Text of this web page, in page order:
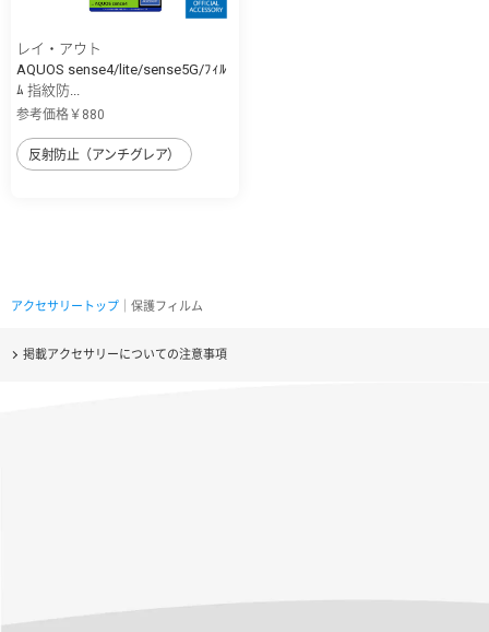
レイ・アウト
AQUOS sense4/lite/sense5G/ﾌｨﾙ
ﾑ 指紋防...
参考価格￥880
反射防止（アンチグレア）
アクセサリートップ ｜保護フィルム
掲載アクセサリーについての注意事項